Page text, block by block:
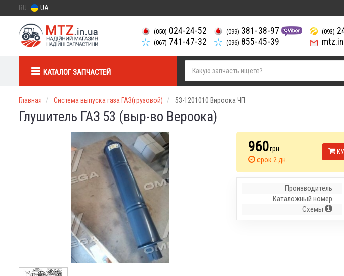
RU UA
(050) 024-24-52
(067) 741-47-32
(099) 381-38-97
(096) 855-45-39
(093)
КАТАЛОГ ЗАПЧАСТЕЙ
Главная Система выпуска газа ГАЗ(грузовой) 53-1201010 Вироока ЧП
Глушитель ГАЗ 53 (выр-во Вероока)
960грн.
срок 2 дн.
Производитель
Каталожный номер
Схемы